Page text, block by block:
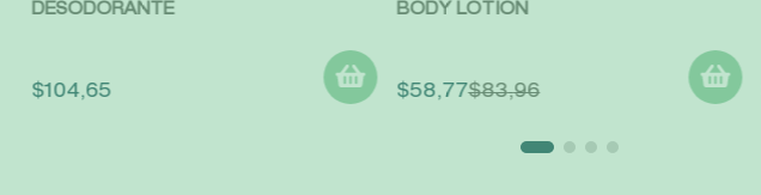
DESODORANTE
$104,65
BODY LOTION
$58,77$83,96